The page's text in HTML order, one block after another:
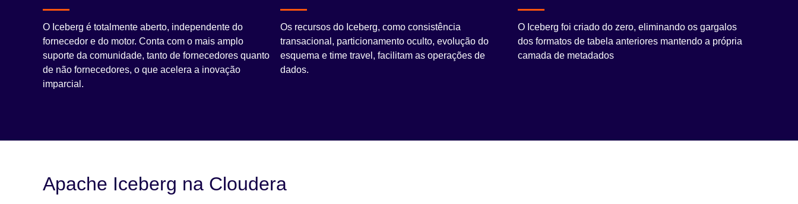
O Iceberg é totalmente aberto, independente do
fornecedor e do motor. Conta com o mais amplo
suporte da comunidade, tanto de fornecedores quanto
de não fornecedores, o que acelera a inovação
imparcial.
Os recursos do Iceberg, como consistência
transacional, particionamento oculto, evolução do
esquema e time travel, facilitam as operações de
dados.
O Iceberg foi criado do zero, eliminando os gargalos
dos formatos de tabela anteriores mantendo a própria
camada de metadados
Apache Iceberg na Cloudera